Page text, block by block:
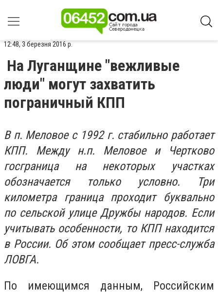
12:48, 3 березня 2016 р.
На Луганщине "вежливые
люди" могут захватить
пограничный КПП
В п. Меловое с 1992 г. стабильно работает
КПП. Между н.п. Меловое и Чертково
госграница на некоторых участках
обозначается только условно. Три
километра граница проходит буквально
по сельской улице Дружбы народов. Если
учитывать особенности, то КПП находится
в России. Об этом сообщает пресс-служба
ЛОВГА.
По имеющимся данным, Российским